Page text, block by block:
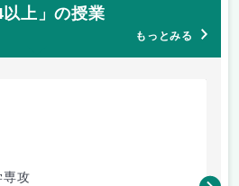
上」の授業
もっとみる
専攻